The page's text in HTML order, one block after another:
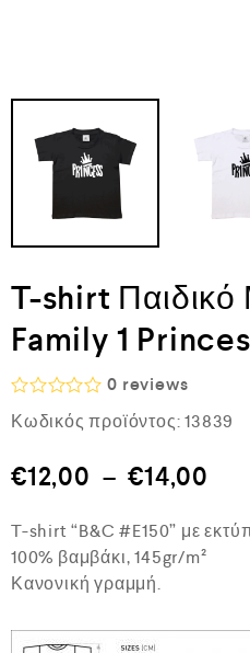
T-shirt
Family 1
Β
α
μ
ο
γ
ή
θ
η
0 reviews
Κωδικός προϊόντος: 13839
€12,00 – €14,00
T-shirt “B&C #E150” με
100% βαμβάκι, 145gr/m²
Κανονική γραμμή.